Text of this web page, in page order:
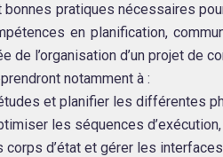
pratiques nécessaires
en planification,
de l’organisation d’un projet de
notamment à :
et planifier les différentes
les séquences d’exécution,
corps d’état et gérer les